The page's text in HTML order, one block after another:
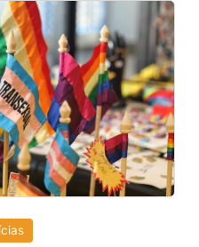
P
A
R
A
M
A
P
E
A
M
E
N
T
O
O